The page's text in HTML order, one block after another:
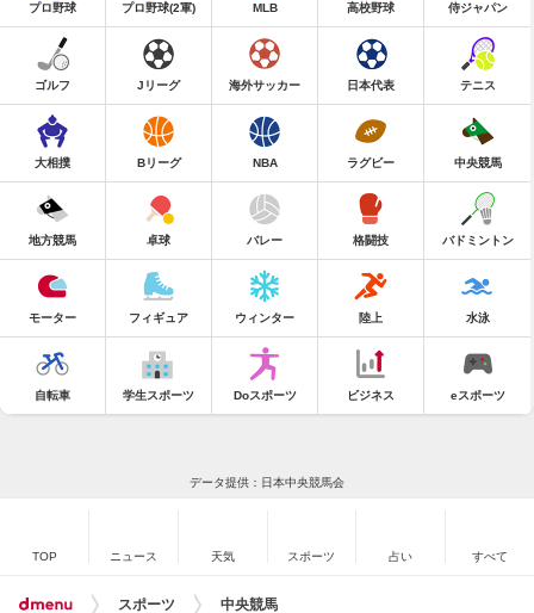
プロ野球 プロ野球(2軍) MLB 高校野球 侍ジャパン
ゴルフ Jリーグ 海外サッカー 日本代表 テニス
大相撲 Bリーグ NBA ラグビー 中央競馬
地方競馬 卓球 バレー 格闘技 バドミントン
モーター フィギュア ウィンター 陸上 水泳
自転車 学生スポーツ Doスポーツ ビジネス eスポーツ
データ提供：日本中央競馬会
TOP ニュース 天気 スポーツ 占い すべて
スポーツ 中央競馬